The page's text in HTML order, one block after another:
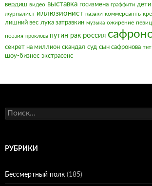
вердиш видео выставка госизмена граффити дети
журналист иллюзионист казаки коммерсантъ
лишний вес лука затравкин музыка ожирение
поэзия проклова путин рак россия
секрет на миллион скандал суд сын сафронова тнт
шоу-бизнес экстрасенс
Найти:
РУБРИКИ
Бессмертный полк (185)